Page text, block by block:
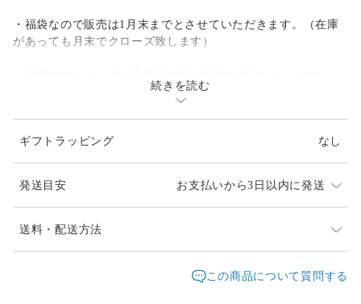
・福袋なので販売は1月末までとさせていただきます。（在庫
があっても月末でクローズ致します）
・産地:Zimapán, Estado de Hidalgo, Mexico,
・セットのルースはおまかせとなり、内容のご指定はできませ
ん
続きを読む
ギフトラッピング なし
発送目安 お支払いから3日以内に発送
発送は通常2、3日以内に対応させて頂いております。
イベント等で不在時はベストエフォートでの対応になり
送料・配送方法
この商品について質問する